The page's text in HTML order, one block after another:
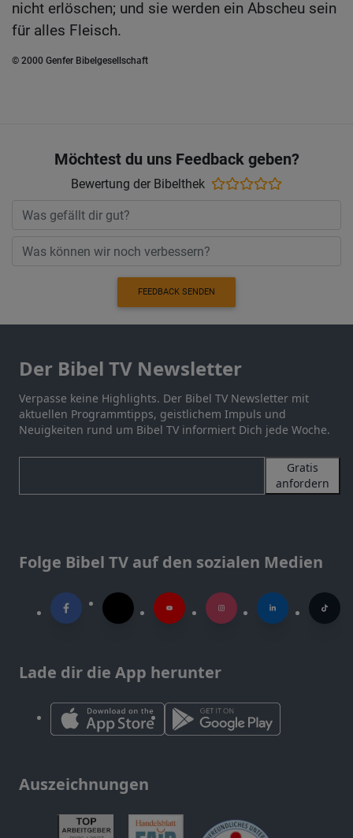
nicht erlöschen; und sie werden ein Abscheu sein
für alles Fleisch.
© 2000 Genfer Bibelgesellschaft
Möchtest du uns Feedback geben?
Bewertung der Bibelthek
FEEDBACK SENDEN
Der Bibel TV Newsletter
Verpasse keine Highlights. Der Bibel TV Newsletter mit
aktuellen Programmtipps, geistlichem Impuls und
Neuigkeiten rund um Bibel TV informiert Dich jede Woche.
Gratis
anfordern
Folge Bibel TV auf den sozialen Medien
Lade dir die App herunter
Auszeichnungen